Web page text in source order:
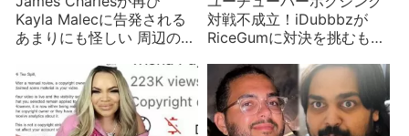
Kayla Malecに告発される
あまりにも怪しい 周辺の
対戦不成立！iDubbbzが
RiceGumに対決を挑むも逃